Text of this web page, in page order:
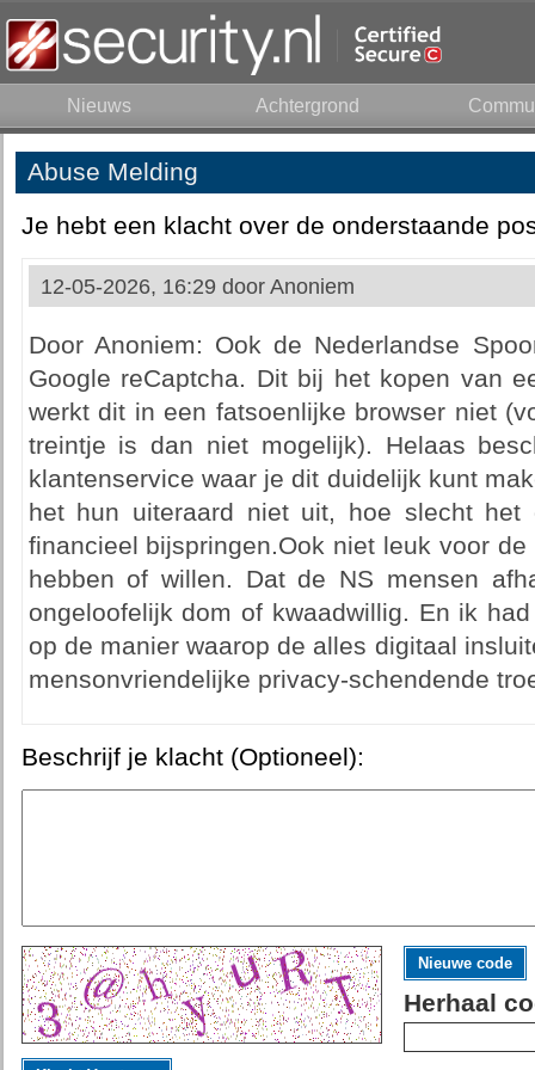
Nieuws Achtergrond
Abuse Melding
Je hebt een klacht over de onderstaande
12-05-2026, 16:29 door Anoniem
Door Anoniem: Ook de Nederlandse
Google reCaptcha. Dit bij het kopen van
werkt dit in een fatsoenlijke browser niet
treintje is dan niet mogelijk). Helaas
klantenservice waar je dit duidelijk kunt
het hun uiteraard niet uit, hoe slecht
financieel bijspringen.Ook niet leuk voor
hebben of willen. Dat de NS mensen
ongeloofelijk dom of kwaadwillig. En ik
op de manier waarop de alles digitaal
mensonvriendelijke privacy-schendende
Beschrijf je klacht (Optioneel):
Nieuwe code
Herhaal